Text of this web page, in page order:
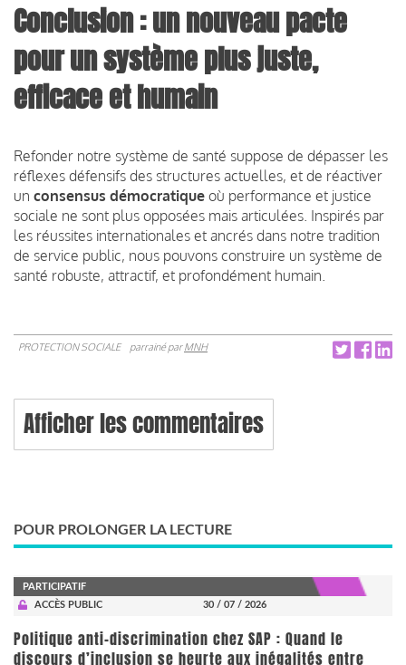
Conclusion : un nouveau pacte
pour un système plus juste,
efficace et humain
Refonder notre système de santé suppose de dépasser les
réflexes défensifs des structures actuelles, et de réactiver
un consensus démocratique où performance et justice
sociale ne sont plus opposées mais articulées. Inspirés par
les réussites internationales et ancrés dans notre tradition
de service public, nous pouvons construire un système de
santé robuste, attractif, et profondément humain.
PROTECTION SOCIALE parrainé parMNH
Afficher les commentaires
POUR PROLONGER LA LECTURE
PARTICIPATIF
ACCÈS PUBLIC
30 / 07 / 2026
Politique anti-discrimination chez SAP : Quand le
discours d’inclusion se heurte aux inégalités entre